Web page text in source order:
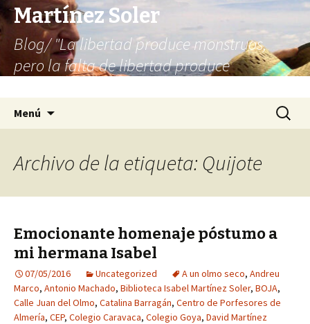
Martínez Soler
Blog/ "La libertad produce monstruos,
pero la falta de libertad produce
Menú Buscar:
Archivo de la etiqueta: Quijote
Emocionante homenaje póstumo a
mi hermana Isabel
07/05/2016 Uncategorized A un olmo seco, Andreu
Marco, Antonio Machado, Biblioteca Isabel Martínez Soler, BOJA,
Calle Juan del Olmo, Catalina Barragán, Centro de Porfesores de
Almería, CEP, Colegio Caravaca, Colegio Goya, David Martínez